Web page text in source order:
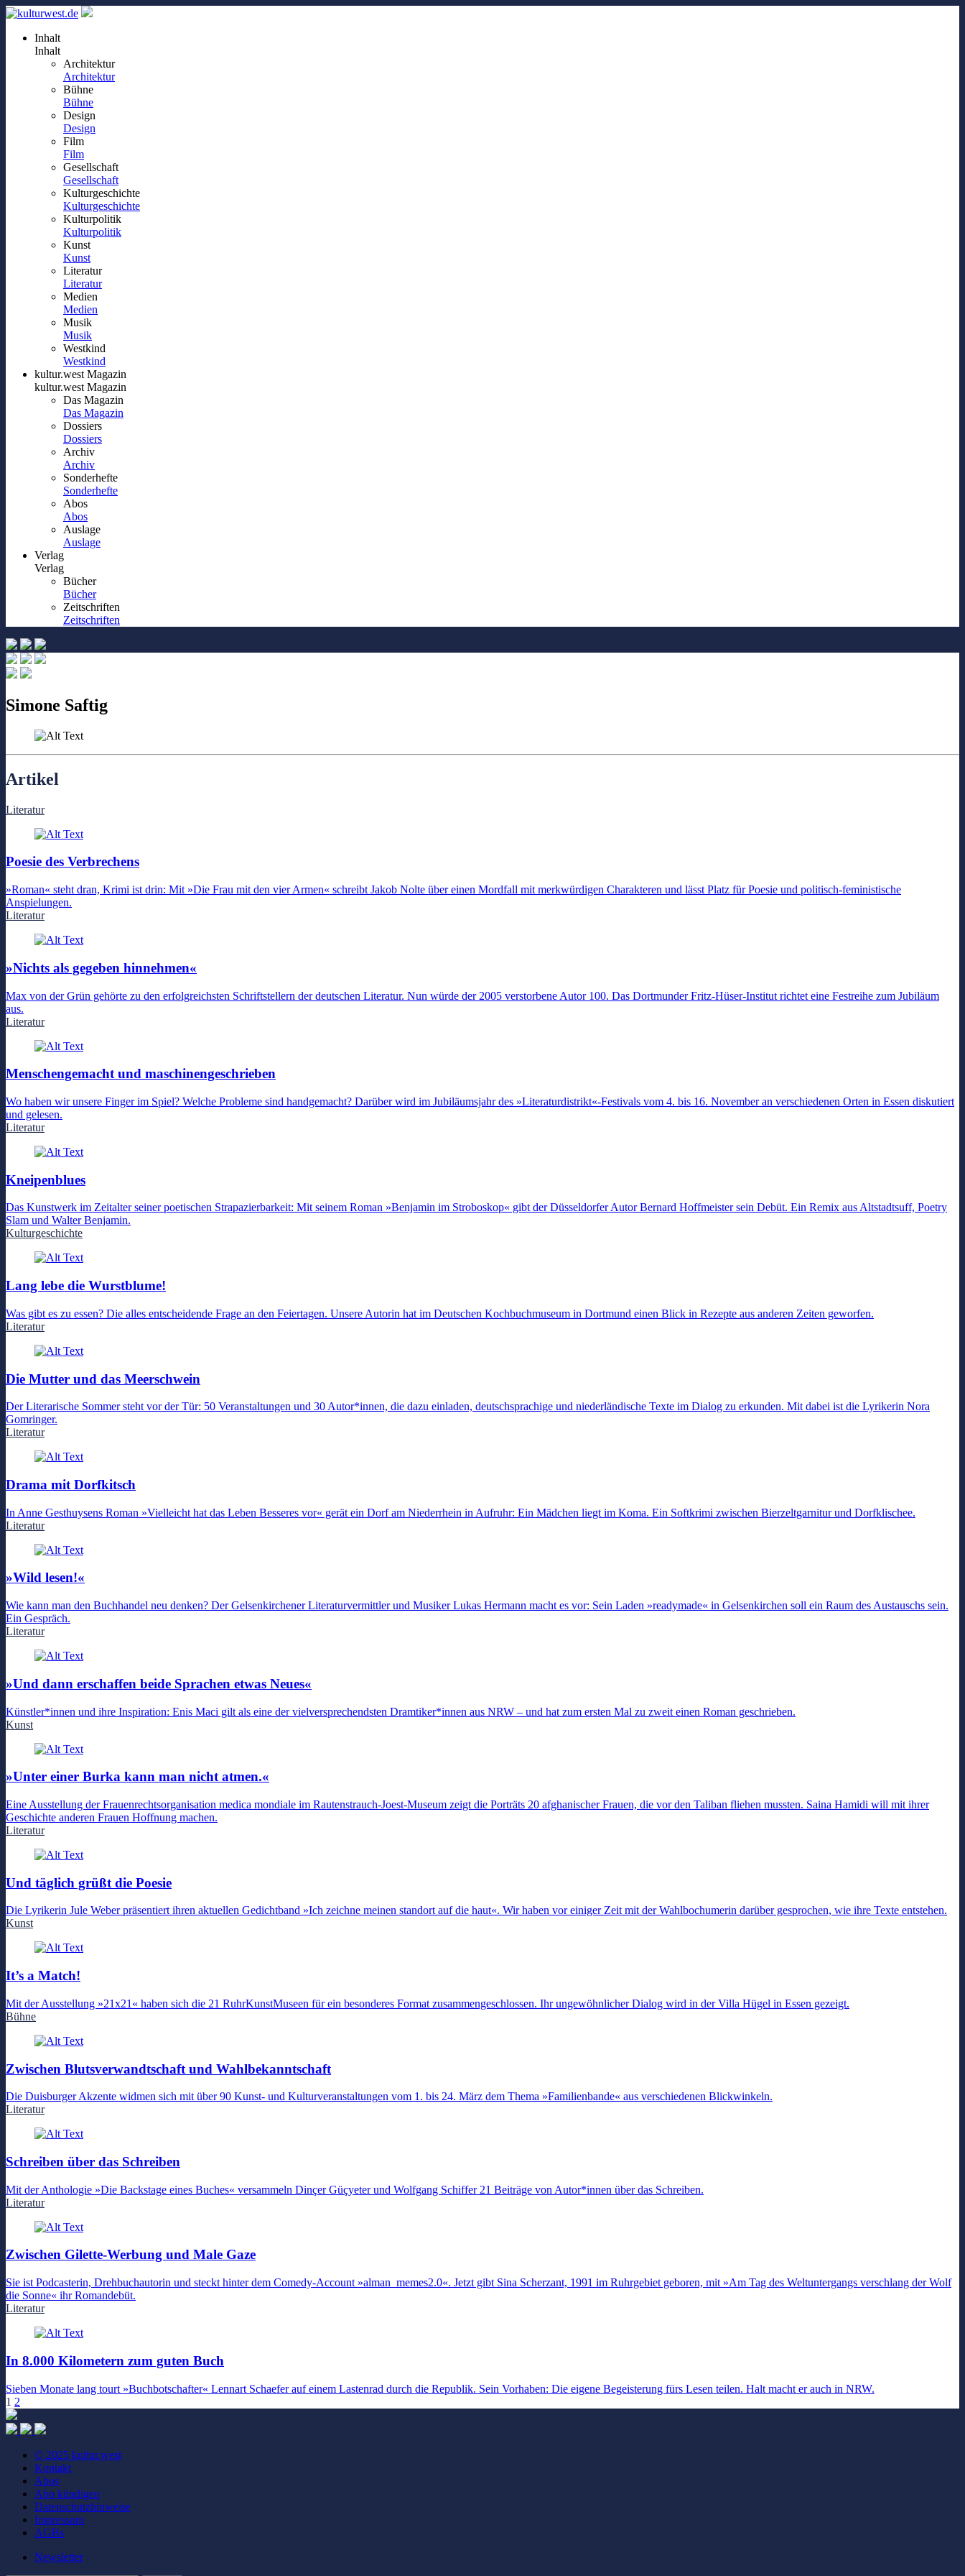
Inhalt
Inhalt
Architektur
Architektur
Bühne
Bühne
Design
Design
Film
Film
Gesellschaft
Gesellschaft
Kulturgeschichte
Kulturgeschichte
Kulturpolitik
Kulturpolitik
Kunst
Kunst
Literatur
Literatur
Medien
Medien
Musik
Musik
Westkind
Westkind
kultur.west Magazin
kultur.west Magazin
Das Magazin
Das Magazin
Dossiers
Dossiers
Archiv
Archiv
Sonderhefte
Sonderhefte
Abos
Abos
Auslage
Auslage
Verlag
Verlag
Bücher
Bücher
Zeitschriften
Zeitschriften
Simone Saftig
Artikel
Literatur
Poesie des Verbrechens
»Roman« steht dran, Krimi ist drin: Mit »Die Frau mit den vier Armen« schreibt Jakob Nolte über einen Mordfall mit merkwürdigen Charakteren und lässt Platz für Poesie und politisch-feministische
Anspielungen.
Literatur
»Nichts als gegeben hinnehmen«
Max von der Grün gehörte zu den erfolgreichsten Schriftstellern der deutschen Literatur. Nun würde der 2005 verstorbene Autor 100. Das Dortmunder Fritz-Hüser-Institut richtet eine Festreihe zum Jubiläum
aus.
Literatur
Menschengemacht und maschinengeschrieben
Wo haben wir unsere Finger im Spiel? Welche Probleme sind handgemacht? Darüber wird im Jubiläumsjahr des »Literaturdistrikt«-Festivals vom 4. bis 16. November an verschiedenen Orten in Essen diskutiert
und gelesen.
Literatur
Kneipenblues
Das Kunstwerk im Zeitalter seiner poetischen Strapazierbarkeit: Mit seinem Roman »Benjamin im Stroboskop« gibt der Düsseldorfer Autor Bernard Hoffmeister sein Debüt. Ein Remix aus Altstadtsuff, Poetry
Slam und Walter Benjamin.
Kulturgeschichte
Lang lebe die Wurstblume!
Was gibt es zu essen? Die alles entscheidende Frage an den Feiertagen. Unsere Autorin hat im Deutschen Kochbuchmuseum in Dortmund einen Blick in Rezepte aus anderen Zeiten geworfen.
Literatur
Die Mutter und das Meerschwein
Der Literarische Sommer steht vor der Tür: 50 Veranstaltungen und 30 Autor*innen, die dazu einladen, deutschsprachige und niederländische Texte im Dialog zu erkunden. Mit dabei ist die Lyrikerin Nora
Gomringer.
Literatur
Drama mit Dorfkitsch
In Anne Gesthuysens Roman »Vielleicht hat das Leben Besseres vor« gerät ein Dorf am Niederrhein in Aufruhr: Ein Mädchen liegt im Koma. Ein Softkrimi zwischen Bierzeltgarnitur und Dorfklischee.
Literatur
»Wild lesen!«
Wie kann man den Buchhandel neu denken? Der Gelsenkirchener Literaturvermittler und Musiker Lukas Hermann macht es vor: Sein Laden »readymade« in Gelsenkirchen soll ein Raum des Austauschs sein.
Ein Gespräch.
Literatur
»Und dann erschaffen beide Sprachen etwas Neues«
Künstler*innen und ihre Inspiration: Enis Maci gilt als eine der vielversprechendsten Dramtiker*innen aus NRW – und hat zum ersten Mal zu zweit einen Roman geschrieben.
Kunst
»Unter einer Burka kann man nicht atmen.«
Eine Ausstellung der Frauenrechtsorganisation medica mondiale im Rautenstrauch-Joest-Museum zeigt die Porträts 20 afghanischer Frauen, die vor den Taliban fliehen mussten. Saina Hamidi will mit ihrer
Geschichte anderen Frauen Hoffnung machen.
Literatur
Und täglich grüßt die Poesie
Die Lyrikerin Jule Weber präsentiert ihren aktuellen Gedichtband »Ich zeichne meinen standort auf die haut«. Wir haben vor einiger Zeit mit der Wahlbochumerin darüber gesprochen, wie ihre Texte entstehen.
Kunst
It’s a Match!
Mit der Ausstellung »21x21« haben sich die 21 RuhrKunstMuseen für ein besonderes Format zusammengeschlossen. Ihr ungewöhnlicher Dialog wird in der Villa Hügel in Essen gezeigt.
Bühne
Zwischen Blutsverwandtschaft und Wahlbekanntschaft
Die Duisburger Akzente widmen sich mit über 90 Kunst- und Kulturveranstaltungen vom 1. bis 24. März dem Thema »Familienbande« aus verschiedenen Blickwinkeln.
Literatur
Schreiben über das Schreiben
Mit der Anthologie »Die Backstage eines Buches« versammeln Dinçer Güçyeter und Wolfgang Schiffer 21 Beiträge von Autor*innen über das Schreiben.
Literatur
Zwischen Gilette-Werbung und Male Gaze
Sie ist Podcasterin, Drehbuchautorin und steckt hinter dem Comedy-Account »alman_memes2.0«. Jetzt gibt Sina Scherzant, 1991 im Ruhrgebiet geboren, mit »Am Tag des Weltuntergangs verschlang der Wolf
die Sonne« ihr Romandebüt.
Literatur
In 8.000 Kilometern zum guten Buch
Sieben Monate lang tourt »Buchbotschafter« Lennart Schaefer auf einem Lastenrad durch die Republik. Sein Vorhaben: Die eigene Begeisterung fürs Lesen teilen. Halt macht er auch in NRW.
1 2
© 2025 kultur.west
Kontakt
Abos
Abo kündigen
Datenschutzhinweise
Impressum
AGBs
Newsletter